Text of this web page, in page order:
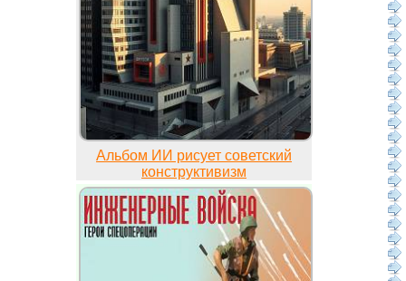
Альбом ИИ рисует советский
конструктивизм